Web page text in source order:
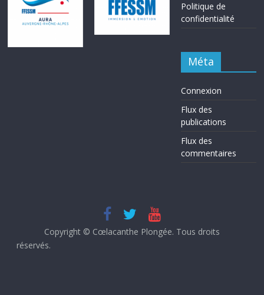
Politique de
confidentialité
Méta
Connexion
Flux des
publications
Flux des
commentaires